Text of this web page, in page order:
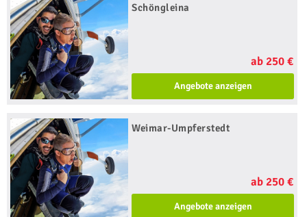
Schöngleina
ab 250 €
Angebote anzeigen
Weimar-Umpferstedt
ab 250 €
Angebote anzeigen